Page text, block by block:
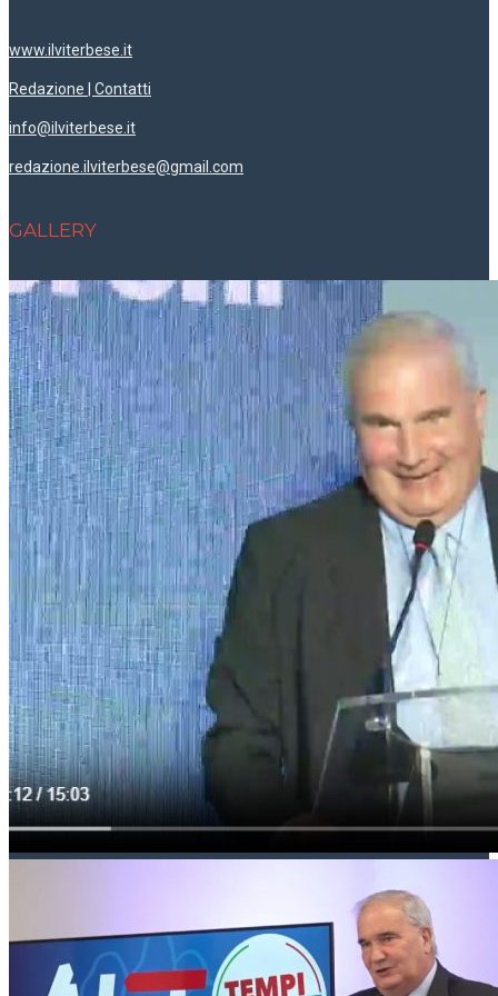
www.ilviterbese.it
Redazione | Contatti
info@ilviterbese.it
redazione.ilviterbese@gmail.com
GALLERY